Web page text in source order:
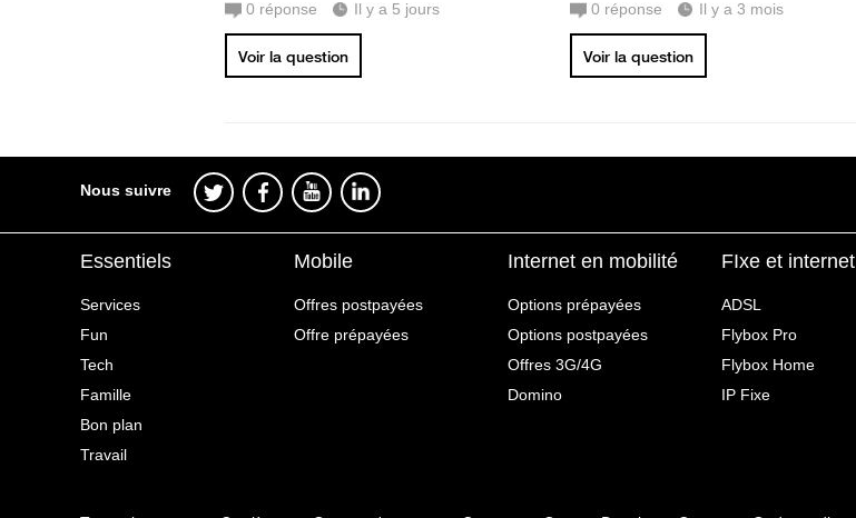
0 réponse Il y a 5 jours
Voir la question
0 réponse Il y a 3 mois
Voir la question
Nous suivre
Essentiels
Services
Fun
Tech
Famille
Bon plan
Travail
Mobile
Offres postpayées
Offre prépayées
Internet en mobilité
Options prépayées
Options postpayées
Offres 3G/4G
Domino
FIxe et internet
ADSL
Flybox Pro
Flybox Home
IP Fixe